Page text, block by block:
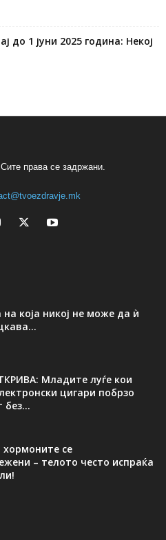
1 јуни 2025 година: Некој
права се задржани.
која никој не може да ѝ
Младите луѓе кои
цигари побрзо
без...
се
– телото често испраќа